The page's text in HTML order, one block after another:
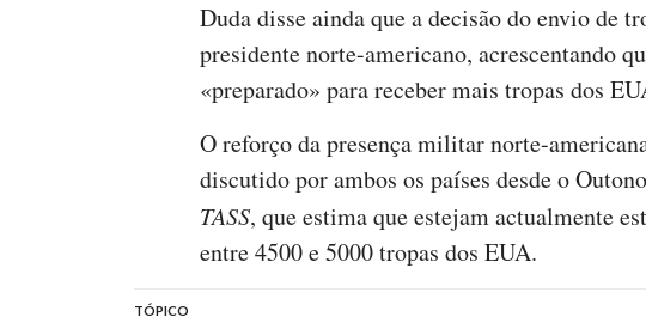
Duda disse ainda que a decisão do envio de
presidente norte-americano, acrescentando
«preparado» para receber mais tropas dos
O reforço da presença militar norte-
discutido por ambos os países desde o
TASS, que estima que estejam actualmente
entre 4500 e 5000 tropas dos EUA.
TÓPICO